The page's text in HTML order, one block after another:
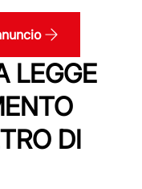
LEGGE
DI